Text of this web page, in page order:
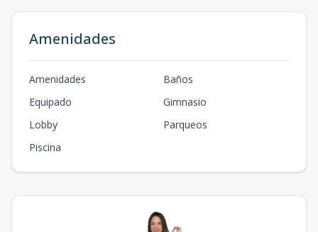
Amenidades
Amenidades
Baños
Equipado
Gimnasio
Lobby
Parqueos
Piscina